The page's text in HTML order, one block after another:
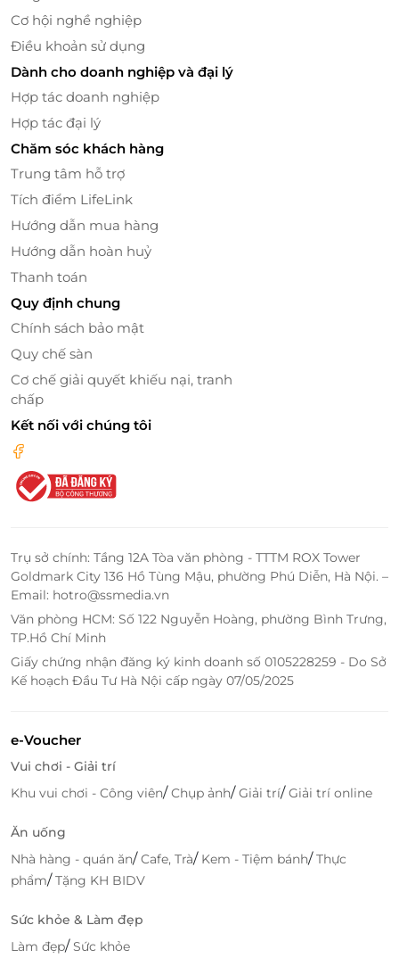
Thêm vào đó, là thương hiệu điện hoa hàng đầu Việt
Nam với mong muốn “Biến mọi dịp trở nên thật đặc
thận và đẹp mắt phù hợp cho bất kỳ dịp nào bạn
cần.
Đa dạng các mẫu quà tặng phù hợp cho nhiều dịp khác nhau
LifeLink - Địa chỉ mua sắm trực tuyến
với giá ưu đãi nhất
LifeLink là nền tảng xúc tiến Thương mại điện tử
Gift, E-Voucher của thương hiệu lớn trên toàn quốc
chất lượng cao và mức giá ưu đãi hấp dẫn nhất.
dịch vụ mua sắm tại nhiều thương hiệu nổi tiếng,
trong đó có Potico.vn.
Truy cập ngayLifeLink
Cơ hội nghề nghiệp
Điều khoản sử dụng
Dành cho doanh nghiệp và đại lý
Hợp tác doanh nghiệp
Hợp tác đại lý
Chăm sóc khách hàng
Trung tâm hỗ trợ
Tích điểm LifeLink
Hướng dẫn mua hàng
Hướng dẫn hoàn huỷ
Thanh toán
Quy định chung
Chính sách bảo mật
Quy chế sàn
Cơ chế giải quyết khiếu nại, tranh
chấp
Kết nối với chúng tôi
Trụ sở chính: Tầng 12A Tòa văn phòng - TTTM ROX Tower
Goldmark City 136 Hồ Tùng Mậu, phường Phú Diễn, Hà Nội. –
Email: hotro@ssmedia.vn
Văn phòng HCM: Số 122 Nguyễn Hoàng, phường Bình Trưng,
TP.Hồ Chí Minh
Giấy chứng nhận đăng ký kinh doanh số 0105228259 - Do Sở
Kế hoạch Đầu Tư Hà Nội cấp ngày 07/05/2025
e-Voucher
Vui chơi - Giải trí
Khu vui chơi - Công viên/Chụp ảnh/Giải trí/Giải trí online
Ăn uống
Nhà hàng - quán ăn/Cafe, Trà/ Kem - Tiệm bánh/Thực
phẩm/Tặng KH BIDV
Sức khỏe & Làm đẹp
Làm đẹp/Sức khỏe